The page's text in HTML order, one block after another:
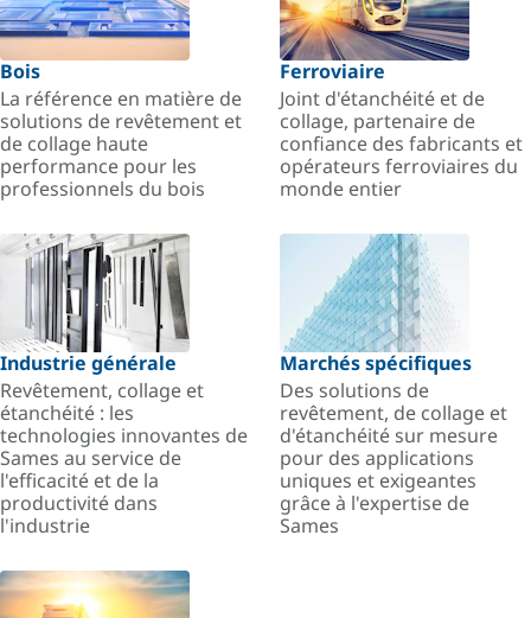
Bois
La référence en matière de
solutions de revêtement et
de collage haute
performance pour les
professionnels du bois
Ferroviaire
Joint d'étanchéité et de
collage, partenaire de
confiance des fabricants et
opérateurs ferroviaires du
monde entier
Industrie générale
Revêtement, collage et
étanchéité : les
technologies innovantes de
Sames au service de
l'efficacité et de la
productivité dans
l'industrie
Marchés spécifiques
Des solutions de
revêtement, de collage et
d'étanchéité sur mesure
pour des applications
uniques et exigeantes
grâce à l'expertise de
Sames